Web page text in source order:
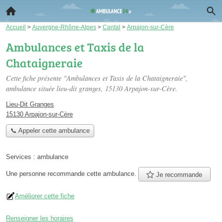
Accueil > Auvergne-Rhône-Alpes > Cantal > Arpajon-sur-Cère
Ambulances et Taxis de la
Chataigneraie
Cette fiche présente "Ambulances et Taxis de la Chataigneraie",
ambulance située lieu-dit granges, 15130 Arpajon-sur-Cère.
Lieu-Dit Granges
15130 Arpajon-sur-Cère
📞 Appeler cette ambulance
Services : ambulance
Une personne recommande cette ambulance. Je recommande
Améliorer cette fiche
Renseigner les horaires